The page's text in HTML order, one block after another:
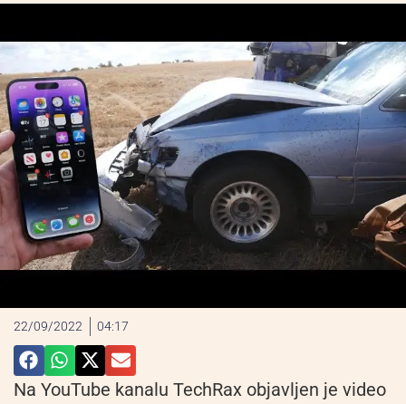
22/09/2022 04:17
Na YouTube kanalu TechRax objavljen je video